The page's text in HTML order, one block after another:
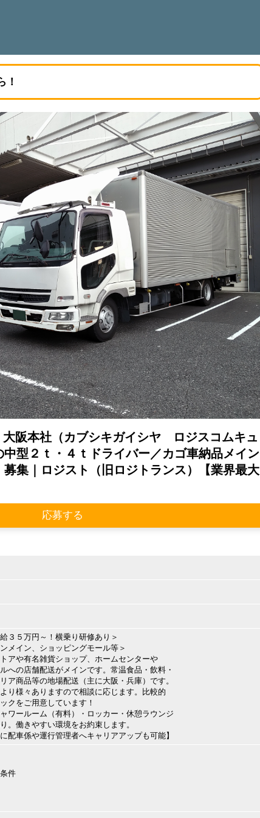
！
阪本社（カブシキガイシヤ ロジスコムキュ
型２ｔ・４ｔドライバー／カゴ車納品メイン
募集｜ロジスト（旧ロジトランス）【業界最大
応募する
３５万円～！横乗り研修あり＞
メイン、ショッピングモール等＞
アや有名雑貨ショップ、ホームセンターや
への店舗配送がメインです。常温食品・飲料・
ア商品等の地場配送（主に大阪・兵庫）です。
り様々ありますので相談に応じます。比較的
クをご用意しています！
ワールーム（有料）・ロッカー・休憩ラウンジ
。働きやすい環境をお約束します。
配車係や運行管理者へキャリアアップも可能】
件